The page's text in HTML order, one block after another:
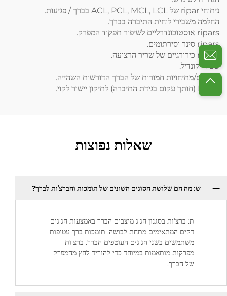
ניתוחי ripar של ACL, PCL, MCL, LCL בברך / פגיעות.
החלמה משבירי לוחית התיברה בברך.
ripars אוסטוכונדרליים לשיפור תפקוד המפרק.
ripars סינר וסירתומים.
ripars כירורגיים של שריר הרצועה.
שבירי קונדיל.
פיבורים/מתיחויות חמורות של הברך הדורשות השהייה.
שאלות נפוצות
ש: מה הם שלושת הסוגים השונים של תומכות והברצ'ות לברך?
ת: ברצ'ות בסגנון חג'ג מיצבים הברך באמצעות חג'גים
דקים המתאימים מתחת לבושה. תומכות ברך עטיפות
משתמשים בשני חג'גים העוטפים הברך. ברצ'ות
מפרקות מותאמות במיוחד כדי להוריד לחץ מהמפרק
של הברך.